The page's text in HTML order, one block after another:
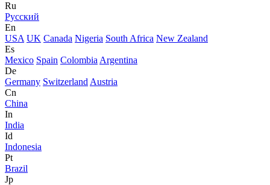
Ru
Русский
En
USA UK Canada Nigeria South Africa New Zealand
Es
Mexico Spain Colombia Argentina
De
Germany Switzerland Austria
Cn
China
In
India
Id
Indonesia
Pt
Brazil
Jp